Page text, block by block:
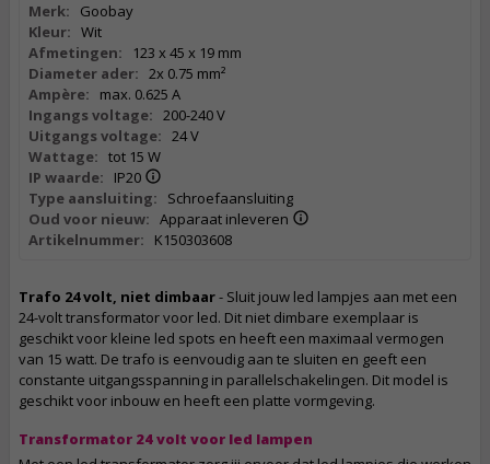
Merk:
Goobay
Kleur: Wit
Afmetingen:
123 x 45 x 19 mm
Diameter ader: 2x 0.75 mm²
Ampère:
max. 0.625 A
Ingangs voltage: 200-240 V
Uitgangs voltage: 24 V
Wattage: tot 15 W
IP waarde:
IP20
Type aansluiting:
Schroefaansluiting
Oud voor nieuw: Apparaat inleveren
Artikelnummer:
K150303608
Trafo 24 volt, niet dimbaar- Sluit jouw led lampjes aan met een
24-volt transformator voor led. Dit niet dimbare exemplaar is
geschikt voor kleine led spots en heeft een maximaal vermogen
van 15 watt. De trafo is eenvoudig aan te sluiten en geeft een
constante uitgangsspanning in parallelschakelingen. Dit model is
geschikt voor inbouw en heeft een platte vormgeving.
Transformator 24 volt voor led lampen